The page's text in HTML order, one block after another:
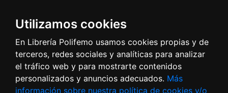
Utilizamos cookies
En Librería Polifemo usamos cookies propias y de
terceros, redes sociales y analíticas para analizar
el tráfico web y para mostrarte contenidos
personalizados y anuncios adecuados. Más
información sobre nuestra política de cookies y/o